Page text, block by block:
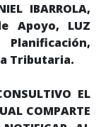
IBARROLA,
Apoyo, LUZ
Planificación,
Tributaria.
EL
COMPARTE